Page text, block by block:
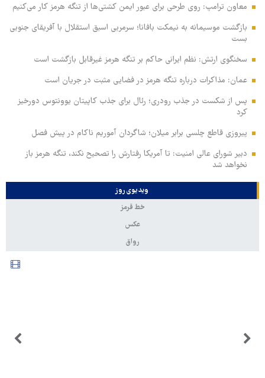
معاون ترامپ: روی طرحی برای عبور ایمن کشتی‌ها از تنگه هرمز کار می‌کنیم
بازگشت موسیمانه به نیمکت بافانا؛ سرمربی اسبق استقلال با آفریقای جنوبی
بست
سخنگوی ارتش: نظم ایرانی حاکم بر تنگه هرمز غیرقابل بازگشت است
عمان: مذاکرات درباره تنگه هرمز در فضایی مثبت در جریان است
پس از شکست در جذب رودری؛ رئال برای جذب کاپیتان یوونتوس دورخیز
کرد
پیروزی قاطع چلسی برابر میلان؛ شاگردان آموریم ناکام در پیش فصل
دبیر شورای عالی امنیت: تا آمریکا رفتارش را تصحیح نکند، تنگه هرمز باز
نخواهد شد
ویدیوی روز
خط قرمز
عکس
رواق